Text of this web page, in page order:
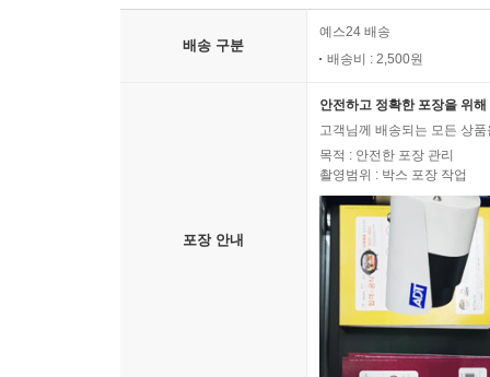
배송 구분
예스24 배송
배송비 : 2,500원
포장 안내
안전하고 정확한 포장을 위
고객님께 배송되는 모든 상
목적 : 안전한 포장 관리
촬영범위 : 박스 포장 작업